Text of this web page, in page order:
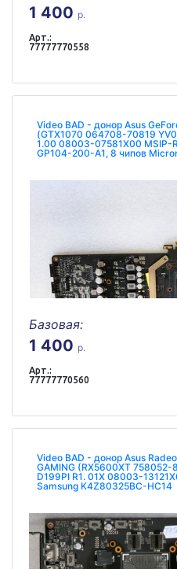
1 400 р.
Арт.:
77777770558
Video BAD - донор Asus
(GTX1070 064708-70819
1.00 08003-07581X00 MSIP-
GP104-200-A1, 8 чипов
Базовая:
1 400 р.
Арт.:
77777770560
Video BAD - донор Asus
GAMING (RX5600XT 758052-
D199PI R1. 01X 08003-
Samsung K4Z80325BC-HC14